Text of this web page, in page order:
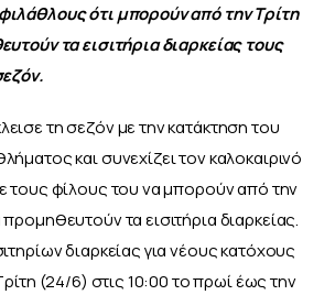
ότι μπορούν από την Τρίτη
τα εισιτήρια διαρκείας τους
τη σεζόν με την κατάκτηση του
και συνεχίζει τον καλοκαιρινό
τους φίλους του να μπορούν από την
τα εισιτήρια διαρκείας.
διαρκείας για νέους κατόχους
(24/6) στις 10:00 το πρωί έως την